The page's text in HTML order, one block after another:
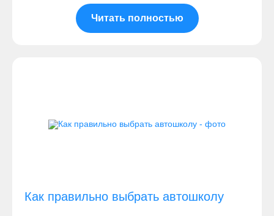
Читать полностью
Как правильно выбрать автошколу